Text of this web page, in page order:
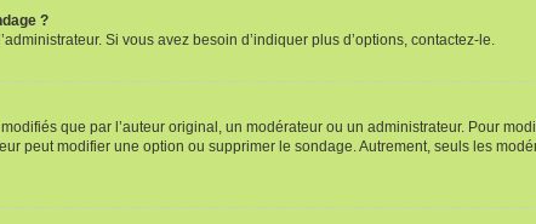
?
Si vous avez besoin d’indiquer plus d’options, contactez-le.
que par l’auteur original, un modérateur ou un administrateur. Pour
peut modifier une option ou supprimer le sondage. Autrement, seuls les